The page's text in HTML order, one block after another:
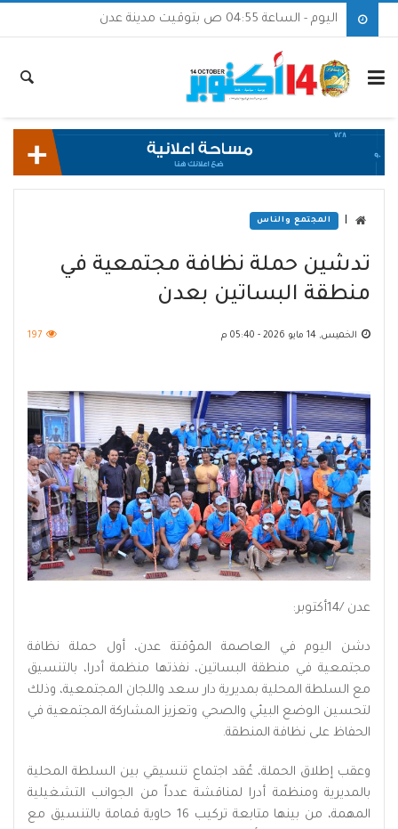
اليوم - الساعة 04:55 ص بتوقيت مدينة عدن
المجتمع والناس
تدشين حملة نظافة مجتمعية في
منطقة البساتين بعدن
الخميس, 14 مايو 2026 - 05:40 م 197
عدن /14أكتوبر:
دشن اليوم في العاصمة المؤقتة عدن، أول حملة نظافة
مجتمعية في منطقة البساتين، نفذتها منظمة أدرا، بالتنسيق
مع السلطة المحلية بمديرية دار سعد واللجان المجتمعية، وذلك
لتحسين الوضع البيئي والصحي وتعزيز المشاركة المجتمعية في
الحفاظ على نظافة المنطقة.
وعقب إطلاق الحملة، عُقد اجتماع تنسيقي بين السلطة المحلية
بالمديرية ومنظمة أدرا لمناقشة عدداً من الجوانب التشغيلية
المهمة، من بينها متابعة تركيب 16 حاوية قمامة بالتنسيق مع